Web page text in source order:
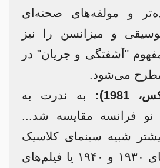
و مولفه‌های صحنه‌ای
و میزانسن را نیز
"آشفتگی و جریان" در
می‌شود.
1981):
به ندرت به
فرانسه مقایسه شد...
شبیه سینمای کلاسیک
فرانسه در دهه‌های ۱۹۳۰ و ۱۹۴۰ یا فیلم‌های